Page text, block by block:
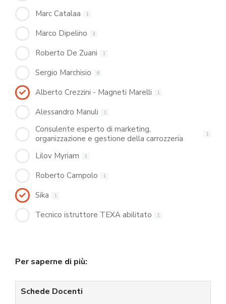
Marc Catalaa 1
Marco Dipelino 3
Roberto De Zuani 1
Sergio Marchisio 6
Alberto Crezzini - Magneti Marelli 1
Alessandro Manuli 1
Consulente esperto di marketing,
organizzazione e gestione della carrozzeria
1
Lilov Myriam 1
Roberto Campolo 1
Sika 1
Tecnico istruttore TEXA abilitato 1
Per saperne di più:
Schede Docenti